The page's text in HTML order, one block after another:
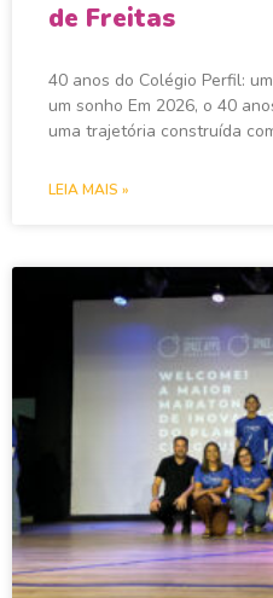
de Freitas
40 anos do Colégio Perfil:
um sonho Em 2026, o 40
uma trajetória construída
LEIA MAIS »